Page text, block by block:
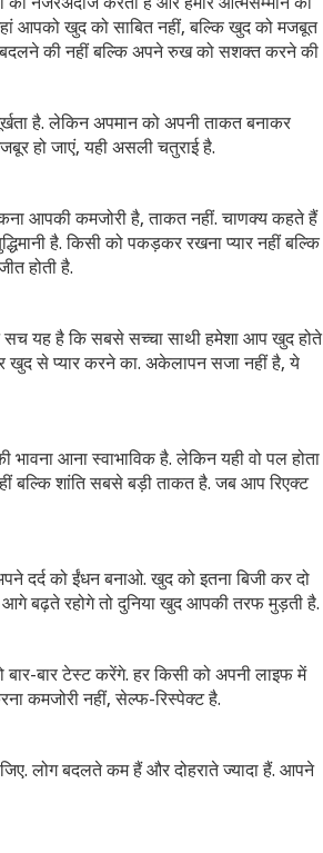
आपको खुद को साबित नहीं, बल्कि खुद को मजबूत
बदलने की नहीं बल्कि अपने रुख को सशक्त करने की
है. लेकिन अपमान को अपनी ताकत बनाकर
हो जाएं, यही असली चतुराई है.
आपकी कमजोरी है, ताकत नहीं. चाणक्य कहते हैं
है. किसी को पकड़कर रखना प्यार नहीं बल्कि
होती है.
यह है कि सबसे सच्चा साथी हमेशा आप खुद होते
से प्यार करने का. अकेलापन सजा नहीं है, ये
आना स्वाभाविक है. लेकिन यही वो पल होता
बल्कि शांति सबसे बड़ी ताकत है. जब आप रिएक्ट
दर्द को ईंधन बनाओ. खुद को इतना बिजी कर दो
बढ़ते रहोगे तो दुनिया खुद आपकी तरफ मुड़ती है.
बार टेस्ट करेंगे. हर किसी को अपनी लाइफ में
कमजोरी नहीं, सेल्फ-रिस्पेक्ट है.
लोग बदलते कम हैं और दोहराते ज्यादा हैं. आपने